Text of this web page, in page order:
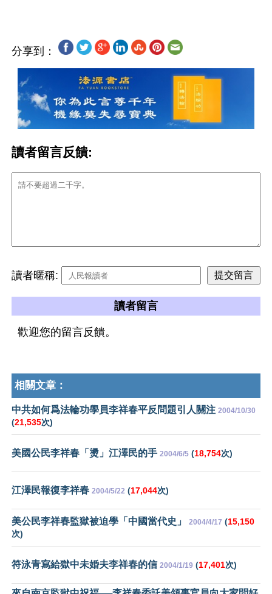
分享到：
讀者留言反饋:
讀者暱稱:
讀者留言
歡迎您的留言反饋。
相關文章：
中共如何爲法輪功學員李祥春平反問題引人關注 2004/10/30
(21,535次)
美國公民李祥春「燙」江澤民的手 2004/6/5 (18,754次)
江澤民報復李祥春 2004/5/22 (17,044次)
美公民李祥春監獄被迫學「中國當代史」 2004/4/17 (15,150
次)
符泳青寫給獄中未婚夫李祥春的信 2004/1/19 (17,401次)